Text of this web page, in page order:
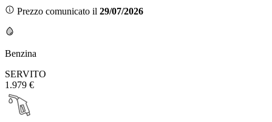
Prezzo comunicato il 29/07/2026
Benzina
SERVITO
1.979 €